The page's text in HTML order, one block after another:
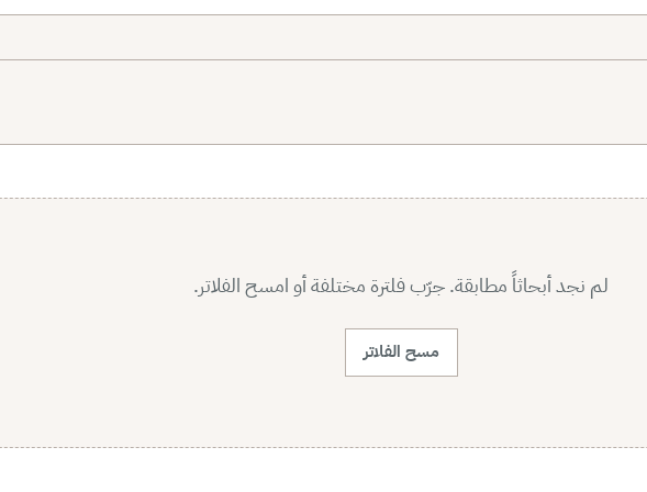
لم نجد أبحاثاً مطابقة. جرّب فلترة مختلفة أو امسح الفلاتر.
مسح الفلاتر